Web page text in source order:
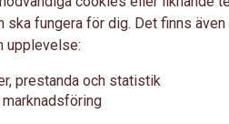
det kan även genomföras hos
att vara med på tillträdet, till
att fullmakt kan ordnas.
du behöver tänka på.
ska fungera för dig. Det finns
upplevelse:
prestanda och statistik
marknadsföring